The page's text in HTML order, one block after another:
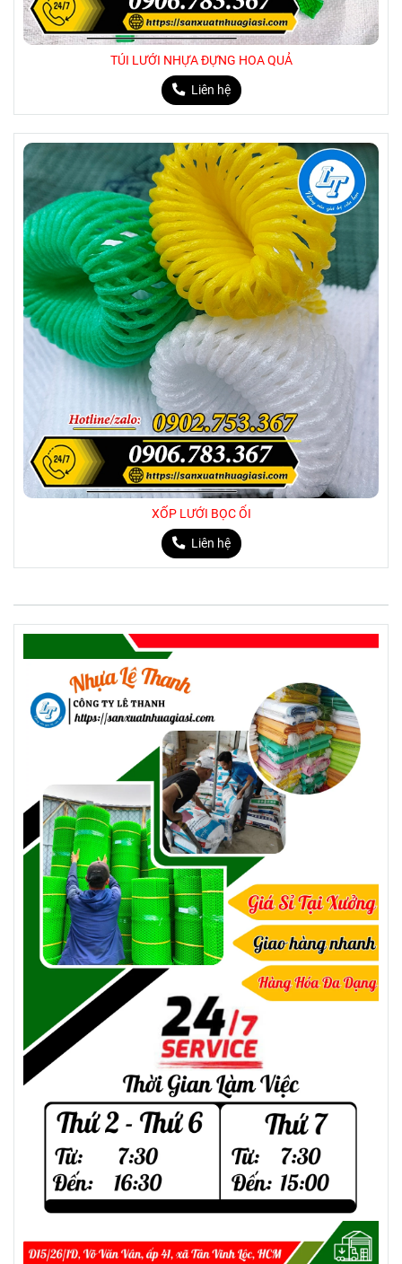
TÚI LƯỚI NHỰA ĐỰNG HOA QUẢ
Liên hệ
XỐP LƯỚI BỌC ỔI
Liên hệ